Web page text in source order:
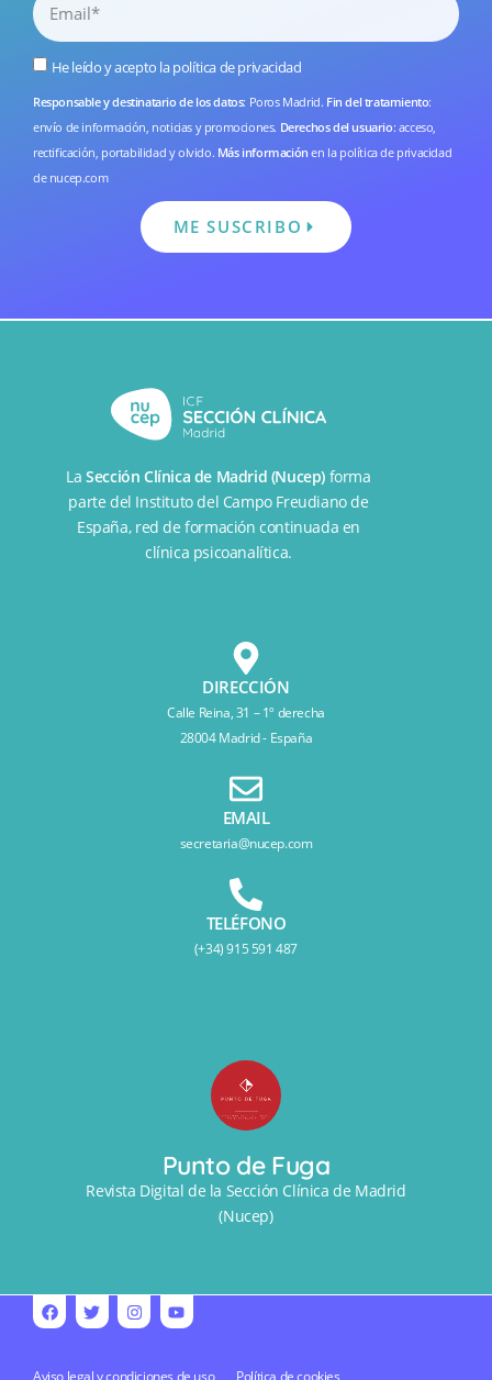
He leído y acepto lapolítica de privacidad
Responsable y destinatario de los datos: Poros Madrid. Fin del tratamiento:
envío de información, noticias y promociones. Derechos del usuario: acceso,
rectificación, portabilidad y olvido. Más información en la política de privacidad
de nucep.com
ME SUSCRIBO
LaSección Clínica de Madrid (Nucep) forma
parte del Instituto del Campo Freudiano de
España, red de formación continuada en
clínica psicoanalítica.
DIRECCIÓN
Calle Reina, 31 – 1º derecha
28004 Madrid - España
EMAIL
secretaria@nucep.com
TELÉFONO
(+34) 915 591 487
Punto de Fuga
Revista Digital de la Sección Clínica de Madrid
(Nucep)